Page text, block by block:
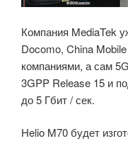
Компания MediaTek
Docomo, China
компаниями, а сам
3GPP Release 15 и
до 5 Гбит / сек.
Helio M70 будет